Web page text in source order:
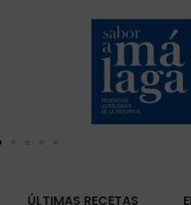
ÚLTIMAS RECETAS